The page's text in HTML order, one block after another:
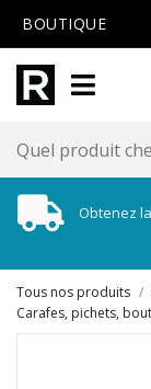
BOUTIQUE
Obtenez
Tous nos produits /
Carafes, pichets,